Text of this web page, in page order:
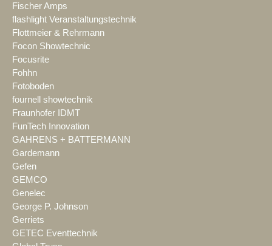
Fischer Amps
flashlight Veranstaltungstechnik
Flottmeier & Rehrmann
Focon Showtechnic
Focusrite
Fohhn
Fotoboden
fournell showtechnik
Fraunhofer IDMT
FunTech Innovation
GAHRENS + BATTERMANN
Gardemann
Gefen
GEMCO
Genelec
George P. Johnson
Gerriets
GETEC Eventtechnik